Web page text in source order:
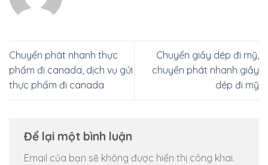
Chuyển phát nhanh thực
phẩm đi canada, dịch vụ gửi
thực phẩm đi canada
Chuyển giầy dép đi mỹ,
chuyển phát nhanh giầy
dép đi mỹ
Để lại một bình luận
Email của bạn sẽ không được hiển thị công khai.